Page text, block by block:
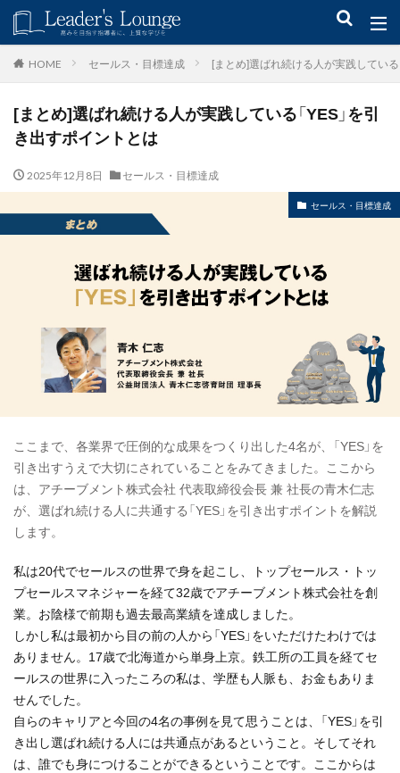
HOME セールス・目標達成 [まとめ]選ばれ続ける人が実践してい
[まとめ]選ばれ続ける人が実践している「YES」を引
き出すポイントとは
2025年12月8日 セールス・目標達成
セールス・目標達成
ここまで、各業界で圧倒的な成果をつくり出した4名が、「YES」を
引き出すうえで大切にされていることをみてきました。ここから
は、アチーブメント株式会社 代表取締役会長 兼 社長の青木仁志
が、選ばれ続ける人に共通する「YES」を引き出すポイントを解説
します。
私は20代でセールスの世界で身を起こし、トップセールス・トッ
プセールスマネジャーを経て32歳でアチーブメント株式会社を創
業。お陰様で前期も過去最高業績を達成しました。
しかし私は最初から目の前の人から「YES」をいただけたわけでは
ありません。17歳で北海道から単身上京。鉄工所の工員を経てセ
ールスの世界に入ったころの私は、学歴も人脈も、お金もありま
せんでした。
自らのキャリアと今回の4名の事例を見て思うことは、「YES」を引
き出し選ばれ続ける人には共通点があるということ。そしてそれ
は、誰でも身につけることができるということです。ここからは
キーワード
青木仁志 モチベーションアップ 後継者育成 事業承継
新規事業
カテゴリー
組織力 目標設定 社会貢献
事業戦略
人材育成
検索